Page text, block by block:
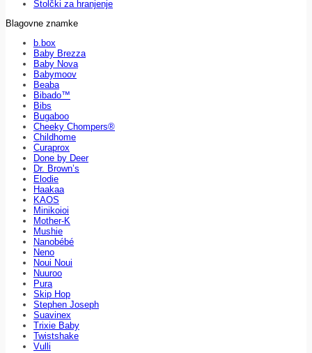
Stolčki za hranjenje
Blagovne znamke
b.box
Baby Brezza
Baby Nova
Babymoov
Beaba
Bibado™
Bibs
Bugaboo
Cheeky Chompers®
Childhome
Curaprox
Done by Deer
Dr. Brown’s
Elodie
Haakaa
KAOS
Minikoioi
Mother-K
Mushie
Nanobébé
Neno
Noui Noui
Nuuroo
Pura
Skip Hop
Stephen Joseph
Suavinex
Trixie Baby
Twistshake
Vulli